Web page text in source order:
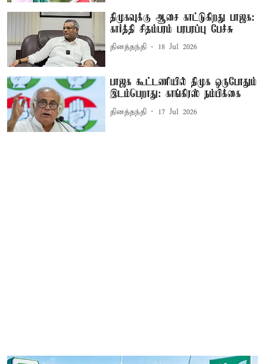
திமுகவுக்கு ஆசை காட்டுகிறது பாஜக:
கார்த்தி சிதம்பரம் பரபரப்பு பேச்சு
தினத்தந்தி 18 Jul 2026
பாஜக கூட்டணியில் திமுக ஒருபோதும்
இடம்பெறாது: காங்கிரஸ் நம்பிக்கை
தினத்தந்தி 17 Jul 2026